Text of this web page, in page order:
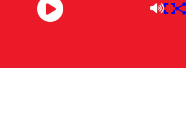
Descarga la APP